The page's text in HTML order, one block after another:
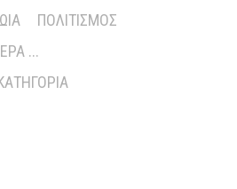
ΠΟΛΙΤΙΣΜΌΣ
...